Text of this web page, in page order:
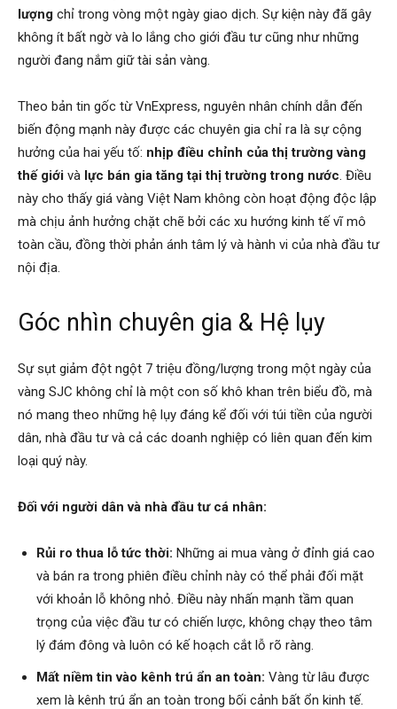
lượng chỉ trong vòng một ngày giao dịch. Sự kiện này đã gây
không ít bất ngờ và lo lắng cho giới đầu tư cũng như những
người đang nắm giữ tài sản vàng.
Theo bản tin gốc từ VnExpress, nguyên nhân chính dẫn đến
biến động mạnh này được các chuyên gia chỉ ra là sự cộng
hưởng của hai yếu tố: nhịp điều chỉnh của thị trường vàng
thế giới và lực bán gia tăng tại thị trường trong nước. Điều
này cho thấy giá vàng Việt Nam không còn hoạt động độc lập
mà chịu ảnh hưởng chặt chẽ bởi các xu hướng kinh tế vĩ mô
toàn cầu, đồng thời phản ánh tâm lý và hành vi của nhà đầu tư
nội địa.
Góc nhìn chuyên gia & Hệ lụy
Sự sụt giảm đột ngột 7 triệu đồng/lượng trong một ngày của
vàng SJC không chỉ là một con số khô khan trên biểu đồ, mà
nó mang theo những hệ lụy đáng kể đối với túi tiền của người
dân, nhà đầu tư và cả các doanh nghiệp có liên quan đến kim
loại quý này.
Đối với người dân và nhà đầu tư cá nhân:
Rủi ro thua lỗ tức thời: Những ai mua vàng ở đỉnh giá cao
và bán ra trong phiên điều chỉnh này có thể phải đối mặt
với khoản lỗ không nhỏ. Điều này nhấn mạnh tầm quan
trọng của việc đầu tư có chiến lược, không chạy theo tâm
lý đám đông và luôn có kế hoạch cắt lỗ rõ ràng.
Mất niềm tin vào kênh trú ẩn an toàn: Vàng từ lâu được
xem là kênh trú ẩn an toàn trong bối cảnh bất ổn kinh tế.